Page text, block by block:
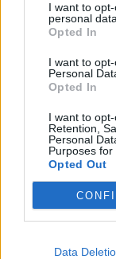
I want to
personal data.
Opted In
I want to
Personal
Opted In
I want to
Retention,
Personal
Purposes for
Opted Out
Data